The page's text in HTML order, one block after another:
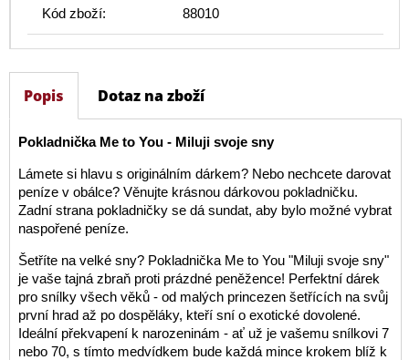
Kód zboží: 88010
Popis Dotaz na zboží
Pokladnička Me to You - Miluji svoje sny
Lámete si hlavu s originálním dárkem? Nebo nechcete darovat
peníze v obálce? Věnujte krásnou dárkovou pokladničku.
Zadní strana pokladničky se dá sundat, aby bylo možné vybrat
naspořené peníze.
Šetříte na velké sny? Pokladnička Me to You "Miluji svoje sny"
je vaše tajná zbraň proti prázdné peněžence! Perfektní dárek
pro snílky všech věků - od malých princezen šetřících na svůj
první hrad až po dospěláky, kteří sní o exotické dovolené.
Ideální překvapení k narozeninám - ať už je vašemu snílkovi 7
nebo 70, s tímto medvídkem bude každá mince krokem blíž k